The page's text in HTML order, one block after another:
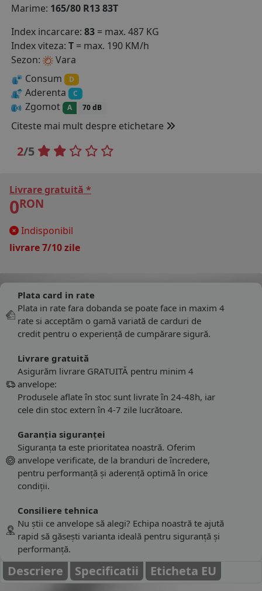
COS (0 PRODUSE
Marime: 165/80 R13 83T
Index incarcare: 83 = max. 487 KG
Index viteza: T = max. 190 KM/h
Sezon:
Vara
Consum
D
Aderenta C
Zgomot A 70 dB
Citeste mai mult despre etichetare
2/5
Livrare gratuită *
0RON
Indisponibil
livrare 7/10 zile
Plata card in rate
Plata in rate fara dobanda se poate face in maxim 4
rate si acceptăm o gamă variată de carduri de
credit pentru o experiență de cumpărare sigură.
Livrare gratuită
Asigurăm livrare GRATUITĂ pentru minim 4
anvelope:
Produsele aflate în stoc sunt livrate în 24-48h, iar
cele din stoc extern în 4-7 zile lucrătoare.
Garanția siguranței
Siguranța ta este prioritatea noastră. Oferim
anvelope verificate, de la branduri de încredere,
pentru performanță și aderență optimă în orice
condiții.
Consiliere tehnica
Nu știi ce anvelope să alegi? Echipa noastră te ajută
rapid să găsești varianta ideală pentru siguranță și
performanță.
Descriere Specificatii Eticheta EU